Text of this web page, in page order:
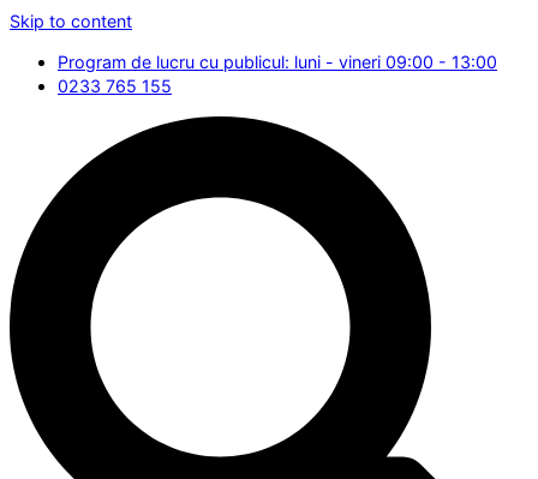
Skip to content
Program de lucru cu publicul: luni - vineri 09:00 - 13:00
0233 765 155